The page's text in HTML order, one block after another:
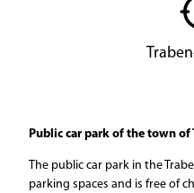
Public car park of the town of
The public car park in the
parking spaces and is free of